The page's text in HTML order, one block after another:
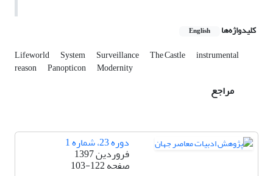
کلیدواژه‌ها English
Lifeworld System Surveillance The Castle instrumental
reason Panopticon Modernity
مراجع
دوره 23، شماره 1
فروردین 1397
صفحه103-122